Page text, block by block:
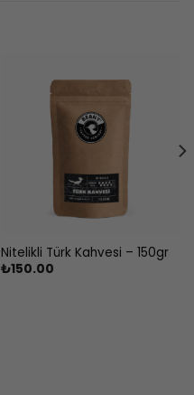
Nitelikli Türk Kahvesi – 150gr
₺150.00